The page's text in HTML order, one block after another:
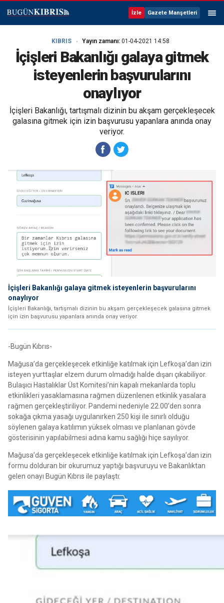
İzle Gazete Manşetleri
KIBRIS Yayın zamanı: 01-04-2021 14:58
İçişleri Bakanlığı galaya gitmek
isteyenlerin başvurularını
onaylıyor
İçişleri Bakanlığı, tartışmalı dizinin bu akşam gerçekleşecek
galasına gitmek için izin başvurusu yapanlara anında onay
veriyor.
İçişleri Bakanlığı galaya gitmek isteyenlerin başvurularını
onaylıyor
İçişleri Bakanlığı, tartışmalı dizinin bu akşam gerçekleşecek galasına gitmek
için izin başvurusu yapanlara anında onay veriyor.
-Bugün Kıbrıs-
Mağusa’da gerçekleşecek etkinliğe katılmak için Lefkoşa’dan izin
isteyen yurttaşlar elzem durum olmadığı halde dışarı çıkabiliyor.
Bulaşıcı Hastalıklar Üst Komitesi’nin kapalı mekanlarda toplu
etkinlikleri yasaklamasına rağmen düzenlenen etkinlik yasalara
rağmen gerçekleştiriliyor. Pandemi nedeniyle 22.00’den sonra
sokağa çıkma yasağı uygulanırken 250 kişi ile sınırlı olduğu
söylenen galaya katılımın yüksek olması ve planlanan gövde
gösterisinin yapılabilmesi adına kamu sağlığı hiçe sayılıyor.
Mağusa’da gerçekleşecek etkinliğe katılmak için Lefkoşa’dan izin
formu dolduran bir okurumuz yaptığı başvuruyu ve Bakanlıktan
gelen onayı Bugün Kıbrıs ile paylaştı: